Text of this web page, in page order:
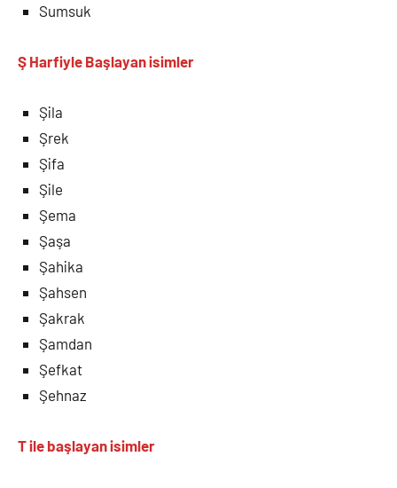
Sumsuk
Ş Harfiyle Başlayan isimler
Şila
Şrek
Şifa
Şile
Şema
Şaşa
Şahika
Şahsen
Şakrak
Şamdan
Şefkat
Şehnaz
T ile başlayan isimler